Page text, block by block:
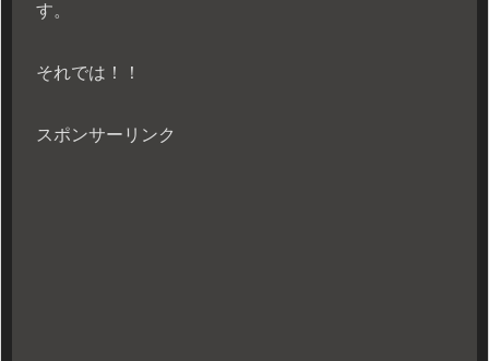
す。
それでは！！
スポンサーリンク